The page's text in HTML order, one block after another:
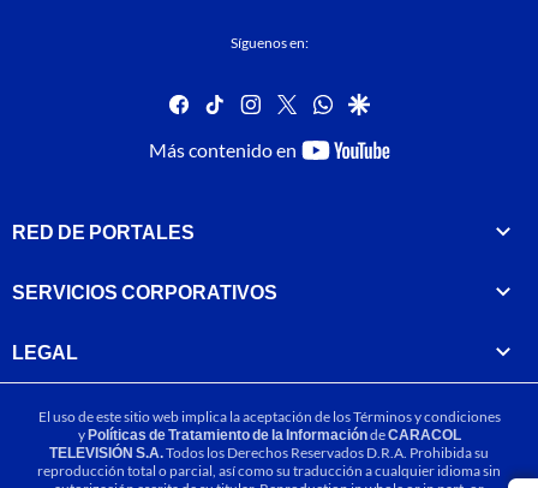
Síguenos en:
facebook
tiktok instagram
twitterwhatsapp
google
Más contenido en
youtube-
RED DE PORTALES
SERVICIOS CORPORATIVOS
LEGAL
El uso de este sitio web implica la aceptación de losTérminos y condiciones
yPolíticas de Tratamiento de la InformacióndeCARACOL
TELEVISIÓN S.A.Todos los Derechos Reservados D.R.A. Prohibida su
reproducción total o parcial, así como su traducción a cualquier idioma sin